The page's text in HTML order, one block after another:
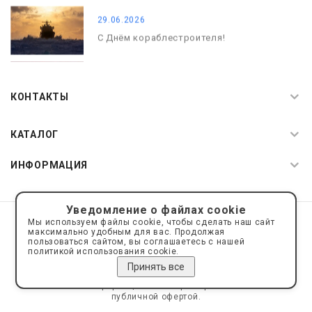
29.06.2026
С Днём кораблестроителя!
КОНТАКТЫ
КАТАЛОГ
ИНФОРМАЦИЯ
© 2019—2026 Интернет пространство АкваРос
sale@a-ros.ru
Политика конфиденциальности
Политика обработки персональных данных
Сайт носит информационный характер и не является
публичной офертой.
Уведомление о файлах cookie
Мы используем файлы cookie, чтобы сделать наш сайт
максимально удобным для вас. Продолжая
пользоваться сайтом, вы соглашаетесь с нашей
политикой использования cookie.
Принять все